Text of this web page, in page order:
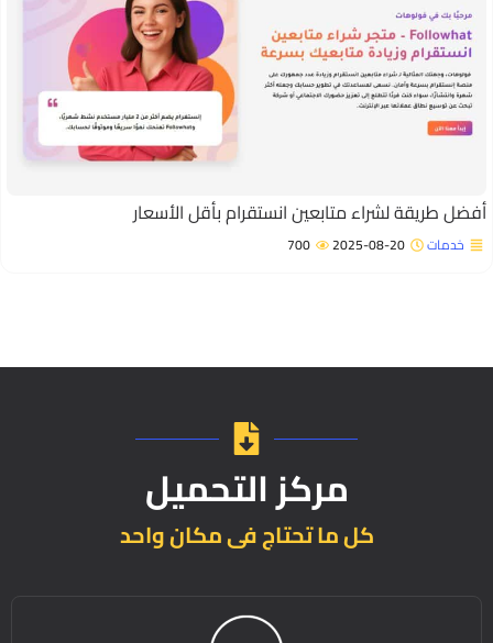
طريقة لشراء متابعين انستقرام بأقل الأسعار
خدمات 2025-08-20
700
مركز التحميل
كل ما تحتاج فى مكان واحد